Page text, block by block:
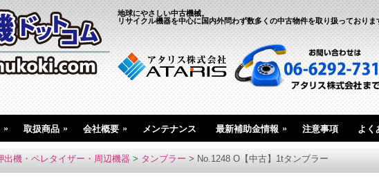
地球にやさしい中古機械。
リサイクル機器を中心に国内外問わず数多くの中古物件を取り扱っておりま
» 取扱商品 » 会社概要 » メンテナンス 最新補助金情報 » 注意事項 よく
出機・ペレタイザー・周辺機器 > タンブラー > No.1248 O【中古】1tタンブラー